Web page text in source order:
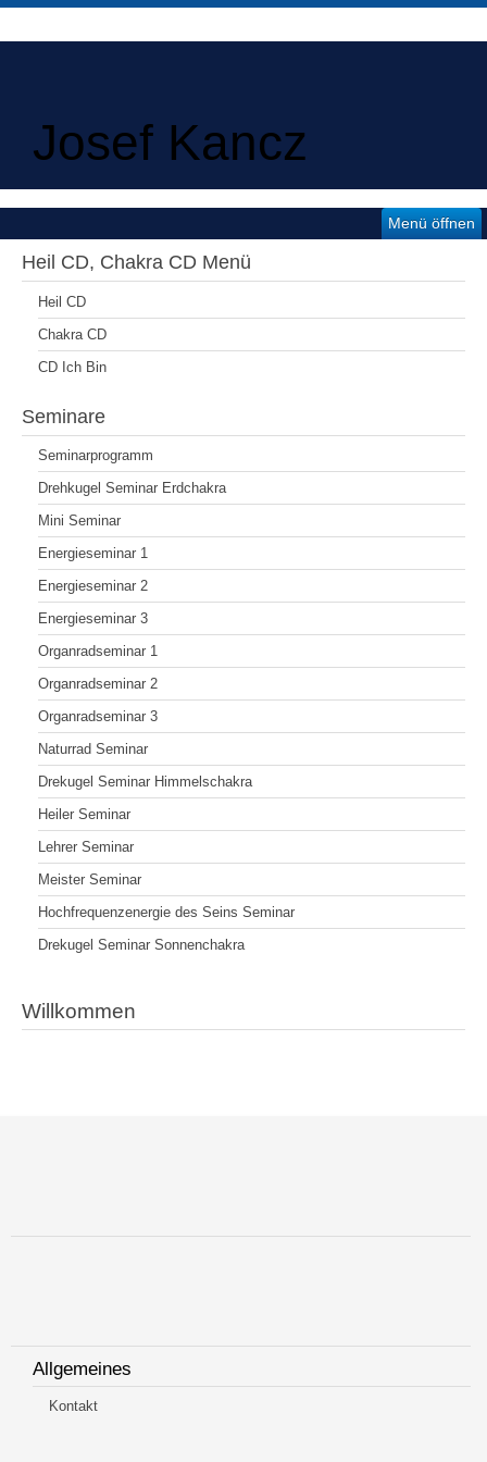
Josef Kancz
Menü öffnen
Heil CD, Chakra CD Menü
Heil CD
Chakra CD
CD Ich Bin
Seminare
Seminarprogramm
Drehkugel Seminar Erdchakra
Mini Seminar
Energieseminar 1
Energieseminar 2
Energieseminar 3
Organradseminar 1
Organradseminar 2
Organradseminar 3
Naturrad Seminar
Drekugel Seminar Himmelschakra
Heiler Seminar
Lehrer Seminar
Meister Seminar
Hochfrequenzenergie des Seins Seminar
Drekugel Seminar Sonnenchakra
Willkommen
Allgemeines
Kontakt